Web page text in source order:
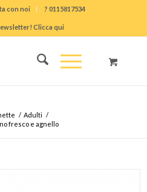
con noi ? 0115817534
Clicca qui
/ Adulti /
fresco e agnello